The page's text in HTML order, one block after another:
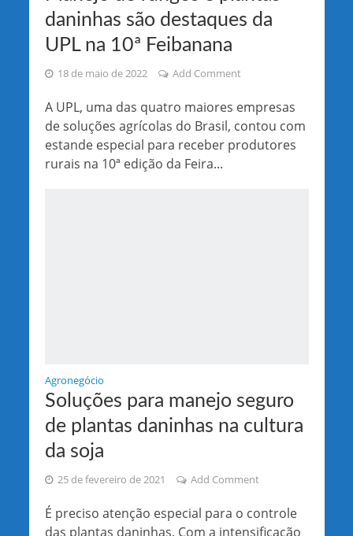
daninhas são destaques da
UPL na 10ª Feibanana
18 de maio de 2022 Add Comment
A UPL, uma das quatro maiores empresas
de soluções agrícolas do Brasil, contou com
estande especial para receber produtores
rurais na 10ª edição da Feira...
Agronegócio
Soluções para manejo seguro
de plantas daninhas na cultura
da soja
25 de fevereiro de 2021 Add Comment
É preciso atenção especial para o controle
das plantas daninhas. Com a intensificação